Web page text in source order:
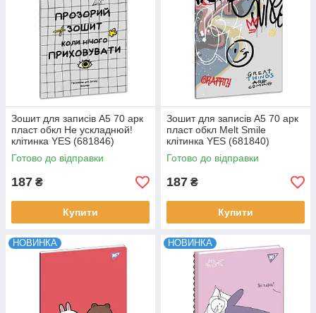
Зошит для записів А5 70 арк
пласт обкл Не ускладнюй!
клітинка YES (681846)
Готово до відправки
187 ₴
Купити
Зошит для записів А5 70 арк
пласт обкл Melt Smile
клітинка YES (681840)
Готово до відправки
187 ₴
Купити
НОВИНКА НОВИНКА